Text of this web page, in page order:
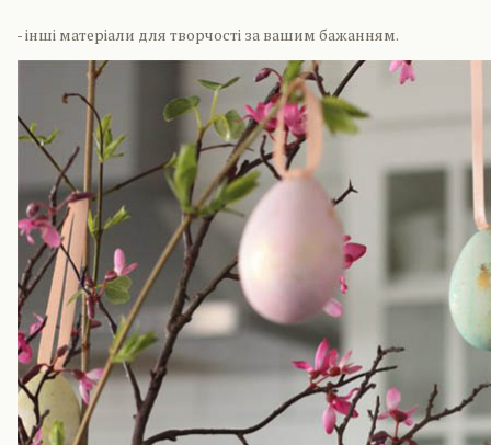
- інші матеріали для творчості за вашим бажанням.